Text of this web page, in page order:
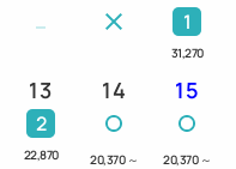
意。
- 最終入場9:30）
用したバラエティー
をご用意しておりま
1
31,270
13
2
22,870
14
20,370 ～
15
20,370 ～